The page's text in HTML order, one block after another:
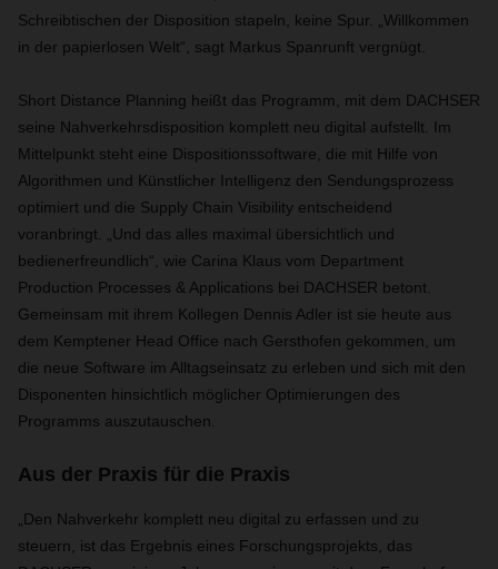
Schreibtischen der Disposition stapeln, keine Spur. „Willkommen
in der papierlosen Welt“, sagt Markus Spanrunft vergnügt.
Short Distance Planning heißt das Programm, mit dem DACHSER
seine Nahverkehrsdisposition komplett neu digital aufstellt. Im
Mittelpunkt steht eine Dispositionssoftware, die mit Hilfe von
Algorithmen und Künstlicher Intelligenz den Sendungsprozess
optimiert und die Supply Chain Visibility entscheidend
voranbringt. „Und das alles maximal übersichtlich und
bedienerfreundlich“, wie Carina Klaus vom Department
Production Processes & Applications bei DACHSER betont.
Gemeinsam mit ihrem Kollegen Dennis Adler ist sie heute aus
dem Kemptener Head Office nach Gersthofen gekommen, um
die neue Software im Alltagseinsatz zu erleben und sich mit den
Disponenten hinsichtlich möglicher Optimierungen des
Programms auszutauschen.
Aus der Praxis für die Praxis
„Den Nahverkehr komplett neu digital zu erfassen und zu
steuern, ist das Ergebnis eines Forschungsprojekts, das